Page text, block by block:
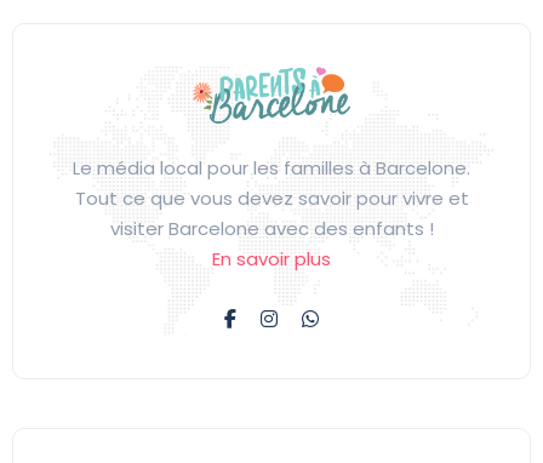
Le média local pour les familles à Barcelone.
Tout ce que vous devez savoir pour vivre et
visiter Barcelone avec des enfants !
En savoir plus